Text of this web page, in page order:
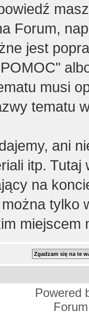
Forum,
jest
musi
tematu
ani
itp. Tutaj
na
tylko
miejscem
Powered